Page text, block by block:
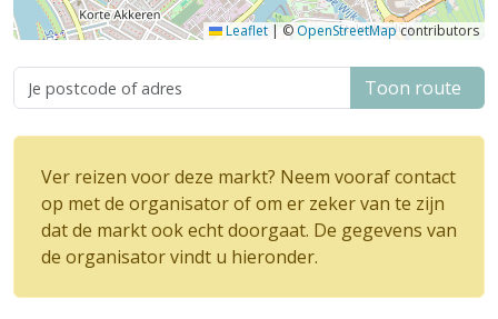
Leaflet |©OpenStreetMapcontributors
Toon route
Ver reizen voor deze markt? Neem vooraf contact
op met de organisator of om er zeker van te zijn
dat de markt ook echt doorgaat. De gegevens van
de organisator vindt u hieronder.